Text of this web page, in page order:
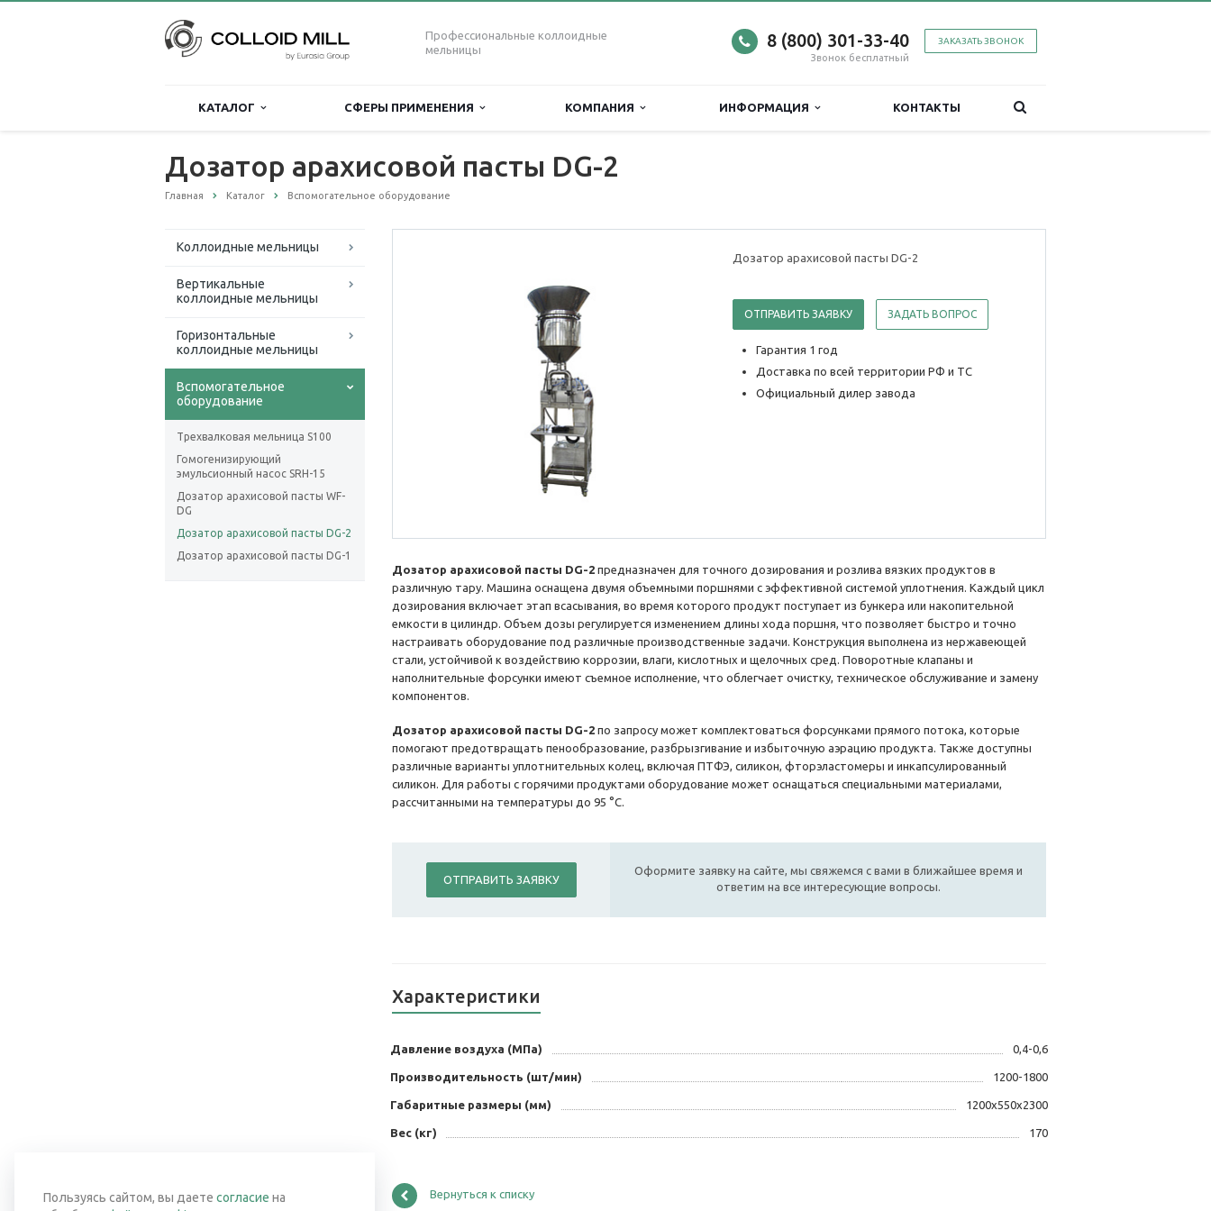
Профессиональные коллоидные
мельницы
ЗАКАЗАТЬ ЗВОНОК
8 (800) 301-33-40
Звонок бесплатный
КАТАЛОГ СФЕРЫ ПРИМЕНЕНИЯ КОМПАНИЯ ИНФОРМАЦИЯ КОНТАКТЫ
Дозатор арахисовой пасты DG-2
Главная Каталог Вспомогательное оборудование
Коллоидные мельницы
Вертикальные
коллоидные мельницы
Горизонтальные
коллоидные мельницы
Вспомогательное
оборудование
Трехвалковая мельница S100
Гомогенизирующий
эмульсионный насос SRH-15
Дозатор арахисовой пасты WF-
DG
Дозатор арахисовой пасты DG-2
Дозатор арахисовой пасты DG-1
Дозатор арахисовой пасты DG-2
ОТПРАВИТЬ ЗАЯВКУ ЗАДАТЬ ВОПРОС
Гарантия 1 год
Доставка по всей территории РФ и ТС
Официальный дилер завода
Дозатор арахисовой пасты DG-2 предназначен для точного дозирования и розлива вязких продуктов в
различную тару. Машина оснащена двумя объемными поршнями с эффективной системой уплотнения. Каждый цикл
дозирования включает этап всасывания, во время которого продукт поступает из бункера или накопительной
емкости в цилиндр. Объем дозы регулируется изменением длины хода поршня, что позволяет быстро и точно
настраивать оборудование под различные производственные задачи. Конструкция выполнена из нержавеющей
стали, устойчивой к воздействию коррозии, влаги, кислотных и щелочных сред. Поворотные клапаны и
наполнительные форсунки имеют съемное исполнение, что облегчает очистку, техническое обслуживание и замену
компонентов.
Дозатор арахисовой пасты DG-2 по запросу может комплектоваться форсунками прямого потока, которые
помогают предотвращать пенообразование, разбрызгивание и избыточную аэрацию продукта. Также доступны
различные варианты уплотнительных колец, включая ПТФЭ, силикон, фторэластомеры и инкапсулированный
силикон. Для работы с горячими продуктами оборудование может оснащаться специальными материалами,
рассчитанными на температуры до 95 °C.
ОТПРАВИТЬ ЗАЯВКУ
Оформите заявку на сайте, мы свяжемся с вами в ближайшее время и
ответим на все интересующие вопросы.
Характеристики
Давление воздуха (МПа) 0,4-0,6
Производительность (шт/мин) 1200-1800
Габаритные размеры (мм) 1200х550х2300
Вес (кг) 170
Вернуться к списку
Пользуясь сайтом, вы даете согласие на